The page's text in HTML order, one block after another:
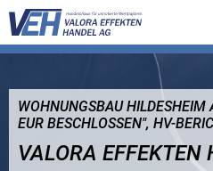
WOHNUNGSBAU
EUR BESCHLOSSEN", HV-
VALORA EFFEKTEN